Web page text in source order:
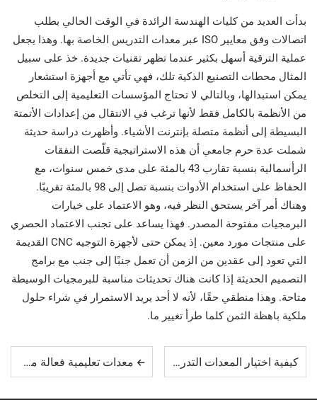
بدأت العديد من كليات الهندسة الرائدة في الوقت الحالي بطلب
اتصالات وفق معايير ISO عبر معدات التدريس الخاصة بها. وهذا يجعل
عملية الترقية أسهل بكثير عندما تظهر تقنيات جديدة. خذ على سبيل
المثال محطات التصنيع الذكية تلك، فهي تأتي مع أجهزة استشعار
يمكن استبدالها، وبالتالي لا تحتاج المؤسسات التعليمية إلى التخلص
من الأنظمة بالكامل فقط لأنها ترغب في الانتقال من إعدادات الأتمتة
البسيطة إلى أنظمة متصلة بإنترنت الأشياء. وأظهرت دراسة حديثة
شملت عدة حرم جامعي أن هذه الاستراتيجية قلّصت النفقات
الرأسمالية بنسبة تقارب 43 بالمئة على مدى خمس سنوات، مع
الحفاظ على استخدام الأدوات بنسبة تصل إلى 98 بالمئة تقريبًا.
وهناك أمر آخر يستحق النظر فيه، وهو الاعتماد على خيارات
البرمجيات مفتوحة المصدر. فهذا يساعد على تجنب الاعتماد الحصري
على منتجات مورد معين. إذ يمكن حتى لأجهزة التوجيه CNC القديمة
التي تعود إلى عقدين من الزمن أن تعمل جنبًا إلى جنب مع برامج
التصميم الحديثة إذا كانت هناك تحديثات مناسبة للبرمجيات الوسيطة
متاحة. وهذا منطقي حقًا، لأنه لا أحد يريد الاستمرار في شراء حلول
ملكية باهظة الثمن كلما طرأ تغيير ما.
معدات تعليمية فعالة من حيث التكلفة للدول النامية كيفية اختيار المعدات التدريسية المناسبة لمختبرات السيارات